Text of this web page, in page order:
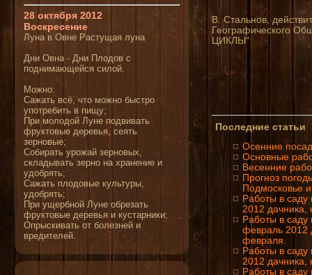
28 октября 2012
Воскресение
Луна в Овне Растущая луна
Дни Овна - Дни Плодов с
поднимающейся силой.
Можно:
Сажать всё, что можно быстро
употребить в пищу;
При молодой Луне подвивать
фруктовые деревья, сеять
зерновые;
Собирать урожай зерновых,
складывать зерно на хранение и
удобрять;
Сажать плодовые культуры,
удобрять;
При ущербной Луне обрезать
фруктовые деревья и кустарники;
Опрыскивать от болезней и
вредителей.
В. Стальнов,
Географического
ЦИКЛЫ"
Последние статьи
Осенние
Основные
Весенние
Прогноз
Подмосковье
Работы в саду
2012
Работы в
февраль 2012
февраля.
Работы в
2012
Работы в